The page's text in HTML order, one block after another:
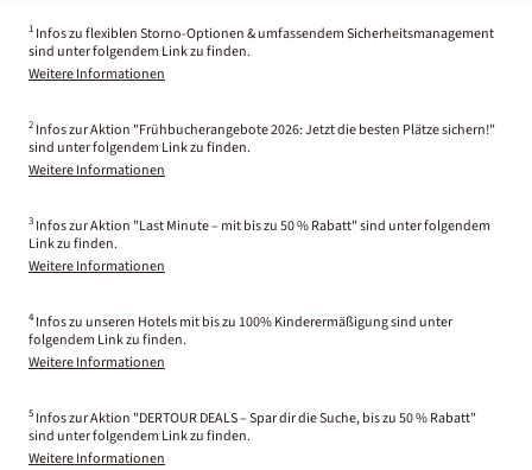
1 Infos zu flexiblen Storno-Optionen & umfassendem Sicherheitsmanagement
sind unter folgendem Link zu finden.
Weitere Informationen
2 Infos zur Aktion "Frühbucherangebote 2026: Jetzt die besten Plätze sichern!"
sind unter folgendem Link zu finden.
Weitere Informationen
3 Infos zur Aktion "Last Minute – mit bis zu 50 % Rabatt" sind unter folgendem
Link zu finden.
Weitere Informationen
4 Infos zu unseren Hotels mit bis zu 100% Kinderermäßigung sind unter
folgendem Link zu finden.
Weitere Informationen
5 Infos zur Aktion "DERTOUR DEALS – Spar dir die Suche, bis zu 50 % Rabatt"
sind unter folgendem Link zu finden.
Weitere Informationen